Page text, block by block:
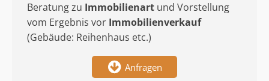
Beratung zu Immobilienart und Vorstellung
vom Ergebnis vor Immobilienverkauf
(Gebäude: Reihenhaus etc.)
Anfragen